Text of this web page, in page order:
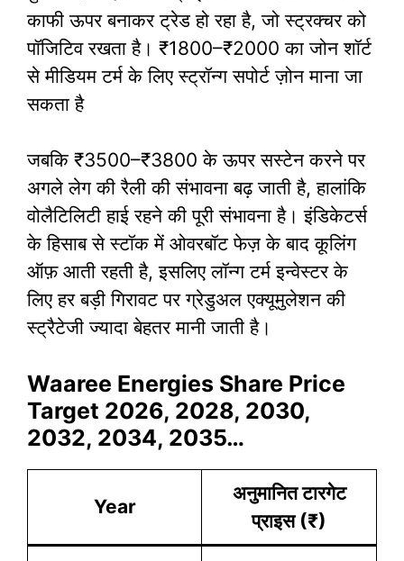
काफी ऊपर बनाकर ट्रेड हो रहा है, जो स्ट्रक्चर को
पॉजिटिव रखता है। ₹1800–₹2000 का जोन शॉर्ट
से मीडियम टर्म के लिए स्ट्रॉन्ग सपोर्ट ज़ोन माना जा
सकता है
जबकि ₹3500–₹3800 के ऊपर सस्टेन करने पर
अगले लेग की रैली की संभावना बढ़ जाती है, हालांकि
वोलैटिलिटी हाई रहने की पूरी संभावना है। इंडिकेटर्स
के हिसाब से स्टॉक में ओवरबॉट फेज़ के बाद कूलिंग
ऑफ़ आती रहती है, इसलिए लॉन्ग टर्म इन्वेस्टर के
लिए हर बड़ी गिरावट पर ग्रेडुअल एक्यूमुलेशन की
स्ट्रैटेजी ज्यादा बेहतर मानी जाती है।
Waaree Energies Share Price
Target 2026, 2028, 2030,
2032, 2034, 2035…
Year
अनुमानित टारगेट
प्राइस (₹)